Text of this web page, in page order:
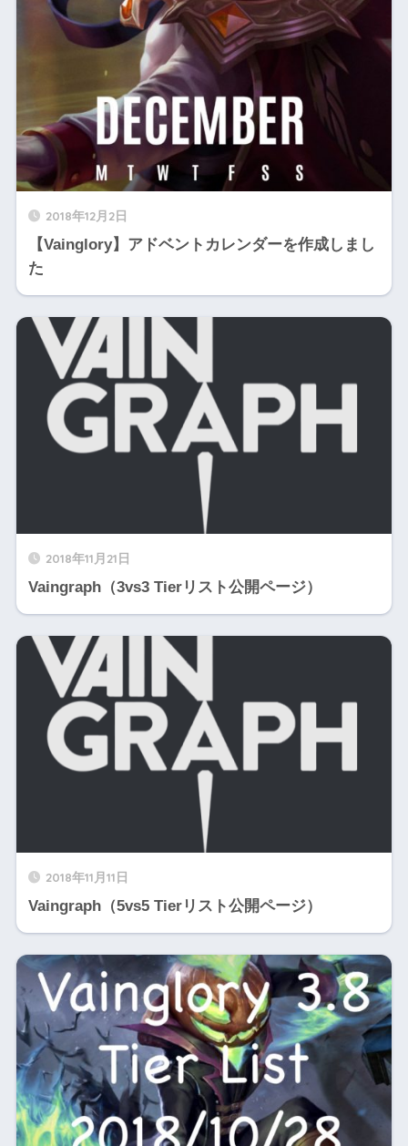
2018年12月2日
【Vainglory】アドベントカレンダーを作成しまし
た
2018年11月21日
Vaingraph（3vs3 Tierリスト公開ページ）
2018年11月11日
Vaingraph（5vs5 Tierリスト公開ページ）